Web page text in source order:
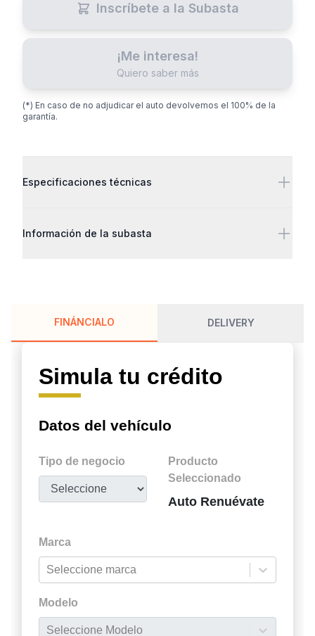
Inscríbete a la Subasta
¡Me interesa!
Quiero saber más
(*) En caso de no adjudicar el auto devolvemos el 100% de la
garantía.
Especificaciones técnicas
Información de la subasta
FINÁNCIALO DELIVERY